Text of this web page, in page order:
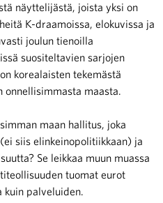
näyttelijästä, joista yksi on
K-draamoissa, elokuvissa ja
joulun tienoilla
suositeltavien sarjojen
korealaisten tekemästä
onnellisimmasta maasta.
maan hallitus, joka
siis elinkeinopolitiikkaan) ja
Se leikkaa muun muassa
tuomat eurot
kuin palveluiden.